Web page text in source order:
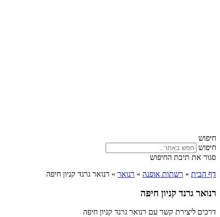
חיפוש
חיפוש
סגור את תיבת החיפוש
דף הבית » רשתות אופנה » רנואר » רנואר גרנד קניון חיפה
רנואר גרנד קניון חיפה
דרכים ליצירת קשר עם רנואר גרנד קניון חיפה